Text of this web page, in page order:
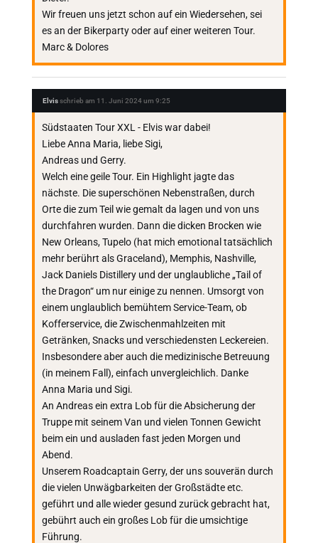
Wir freuen uns jetzt schon auf ein Wiedersehen, sei
es an der Bikerparty oder auf einer weiteren Tour.
Marc & Dolores
Elvisschrieb am 11. Juni 2024 um 9:25
Südstaaten Tour XXL - Elvis war dabei!
Liebe Anna Maria, liebe Sigi,
Andreas und Gerry.
Welch eine geile Tour. Ein Highlight jagte das
nächste. Die superschönen Nebenstraßen, durch
Orte die zum Teil wie gemalt da lagen und von uns
durchfahren wurden. Dann die dicken Brocken wie
New Orleans, Tupelo (hat mich emotional tatsächlich
mehr berührt als Graceland), Memphis, Nashville,
Jack Daniels Distillery und der unglaubliche „Tail of
the Dragon“ um nur einige zu nennen. Umsorgt von
einem unglaublich bemühtem Service-Team, ob
Kofferservice, die Zwischenmahlzeiten mit
Getränken, Snacks und verschiedensten Leckereien.
Insbesondere aber auch die medizinische Betreuung
(in meinem Fall), einfach unvergleichlich. Danke
Anna Maria und Sigi.
An Andreas ein extra Lob für die Absicherung der
Truppe mit seinem Van und vielen Tonnen Gewicht
beim ein und ausladen fast jeden Morgen und
Abend.
Unserem Roadcaptain Gerry, der uns souverän durch
die vielen Unwägbarkeiten der Großstädte etc.
geführt und alle wieder gesund zurück gebracht hat,
gebührt auch ein großes Lob für die umsichtige
Führung.